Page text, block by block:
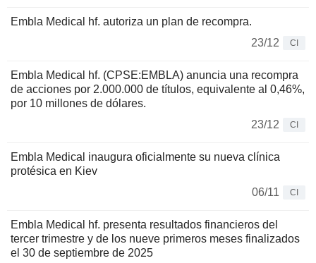
Embla Medical hf. autoriza un plan de recompra.
23/12
CI
Embla Medical hf. (CPSE:EMBLA) anuncia una recompra
de acciones por 2.000.000 de títulos, equivalente al 0,46%,
por 10 millones de dólares.
23/12
CI
Embla Medical inaugura oficialmente su nueva clínica
protésica en Kiev
06/11
CI
Embla Medical hf. presenta resultados financieros del
tercer trimestre y de los nueve primeros meses finalizados
el 30 de septiembre de 2025